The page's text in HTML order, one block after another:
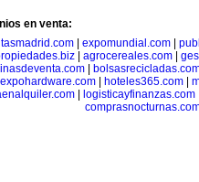
en venta:
expomundial.com
| agrocereales.com|
expohardware.com| hoteles365.com|
logisticayfinanzas.com